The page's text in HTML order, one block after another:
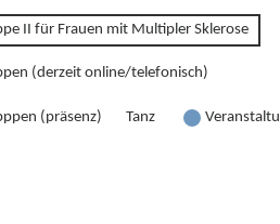
II für Frauen mit Multipler Sklerose
(derzeit online/telefonisch)
(präsenz) Tanz